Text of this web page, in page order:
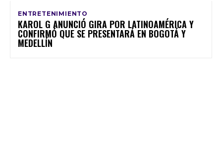
ENTRETENIMIENTO
KAROL G ANUNCIÓ GIRA POR LATINOAMÉRICA Y
CONFIRMÓ QUE SE PRESENTARÁ EN BOGOTÁ Y
MEDELLÍN